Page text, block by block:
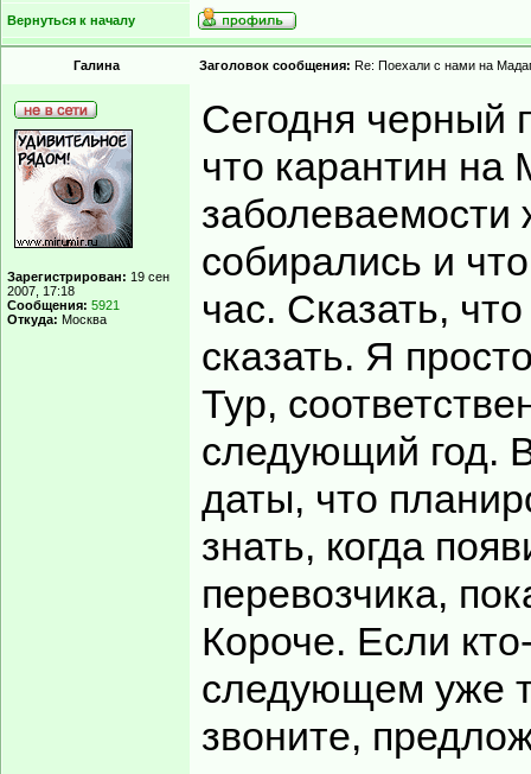
Вернуться к началу
Гaлинa Заголовок сообщения: Re: Поехали с нами на
Зарегистрирован: 19 сен
2007, 17:18
Сообщения: 5921
Откуда: Москва
Сегодня черный
что карантин на
заболеваемости
собирались и
час. Сказать,
сказать. Я
Тур,
следующий год.
даты, что
знать, когда
перевозчика,
Короче. Если
следующем уже
звоните,